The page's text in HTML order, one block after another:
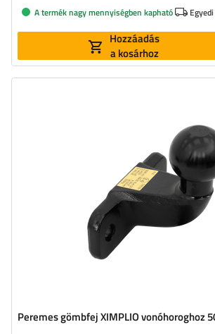
A termék nagy mennyiségben kapható
Hozzáadás
a kosárhoz
Peremes gömbfej XIMPLIO vonóhoroghoz